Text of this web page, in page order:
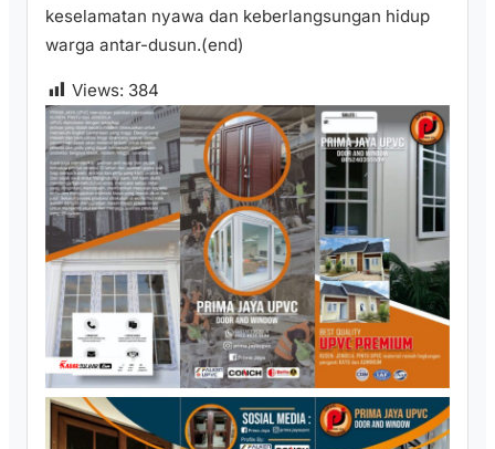
keselamatan nyawa dan keberlangsungan hidup
warga antar-dusun.(end)
Views: 384